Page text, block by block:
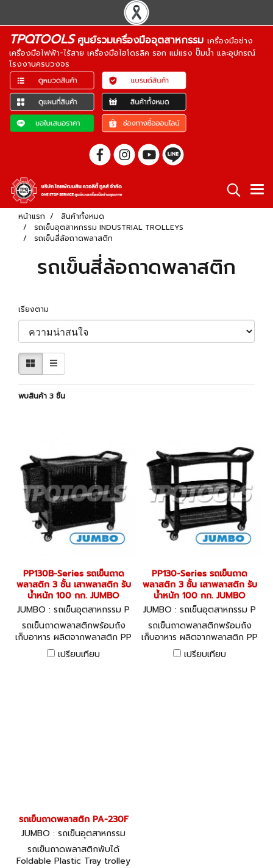
TPQTOOLSศูนย์รวมเครื่องมืออุตสาหกรรม เครื่องมือช่าง
เครื่องมือไฟฟ้า-ไร้สาย เครื่องมือไฮโดรลิค รอก แม่แรง ปั๊มน้ำ และอุปกรณ์
โรงงานครบวงจร
หน้าแรก
สินค้าทั้งหมด
รถเข็นอุตสาหกรรม INDUSTRIAL TROLLEYS
รถเข็นสี่ล้อถาดพลาสติก
รถเข็นสี่ล้อถาดพลาสติก
เรียงตาม
พบสินค้า 3 ชิ้น
PP130B-Series รถเข็นถาด
พลาสติก 3 ชั้น เสาพลาสติก รับ
น้ำหนัก 100 กก. JUMBO
JUMBO : รถเข็นอุตสาหกรรม P
P130B-Series
รถเข็นถาดพลาสติกพร้อมถัง
เก็บอาหาร ผลิตจากพลาสติก PP
ถอดประกอบได้ ล้อ PU ล้อเบรก
2 ล้อ ล้อเป็น 2 ล้อ
เปรียบเทียบ
PP130-Series รถเข็นถาด
พลาสติก 3 ชั้น เสาพลาสติก รับ
น้ำหนัก 100 กก. JUMBO
JUMBO : รถเข็นอุตสาหกรรม P
P130-Series
รถเข็นถาดพลาสติกพร้อมถัง
เก็บอาหาร ผลิตจากพลาสติก PP
ถอดประกอบได้ ล้อ PU ล้อเบรก
2 ล้อ ล้อเป็น 2 ล้อ
เปรียบเทียบ
รถเข็นถาดพลาสติก PA-230F
JUMBO : รถเข็นอุตสาหกรรม
รถเข็นถาดพลาสติกพับได้
Foldable Plastic Tray trolley